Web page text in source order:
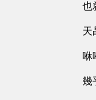
也
天
咻
幾